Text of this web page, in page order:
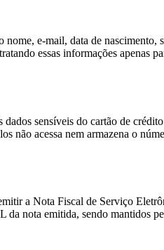
e-mail, data de nascimento,
essas informações apenas
sensíveis do cartão de
não acessa nem armazena o
a Nota Fiscal de Serviço
da nota emitida, sendo mantidos